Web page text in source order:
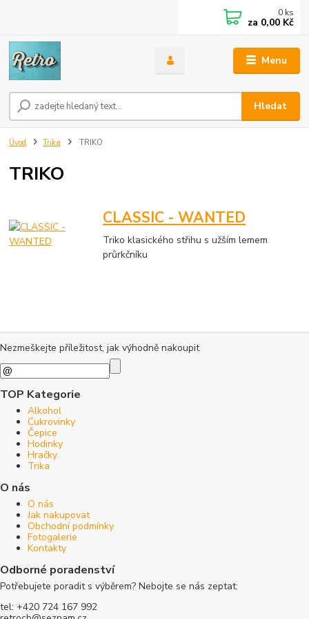
Menu
Hledat
0 ks
za 0,00 Kč
Úvod Trika TRIKO
TRIKO
CLASSIC - WANTED
Triko klasického střihu s užším lemem
průrkčníku
Nezmeškejte příležitost, jak výhodně nakoupit
TOP Kategorie
Alkohol
Cukrovinky
Čepice
Hodinky
Hračky
Trika
O nás
O nás
Jak nakupovat
Obchodní podmínky
Fotogalerie
Kontakty
Odborné poradenství
Potřebujete poradit s výběrem? Nebojte se nás zeptat:
tel: +420 724 167 992